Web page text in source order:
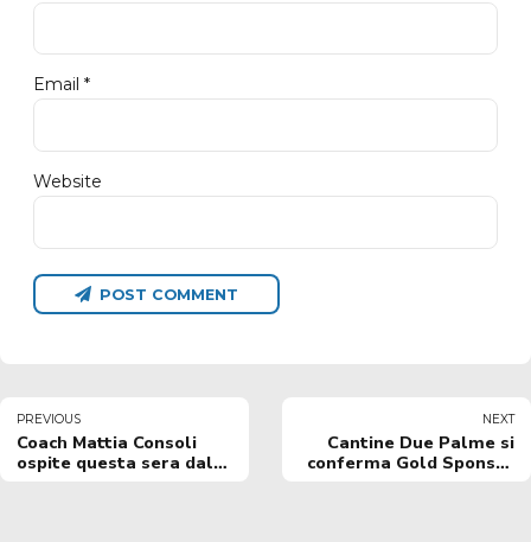
Email *
Website
POST COMMENT
PREVIOUS
Coach Mattia Consoli
ospite questa sera dalle
NEXT
Cantine Due Palme si
conferma Gold Sponsor